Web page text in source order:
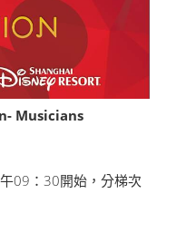
Musicians
09：30開始，分梯次